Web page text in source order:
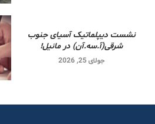
نشست دیپلماتیک آسیای جنوب
شرقی‌(آ.سه.آن) در مانیل!
جولای 25, 2026